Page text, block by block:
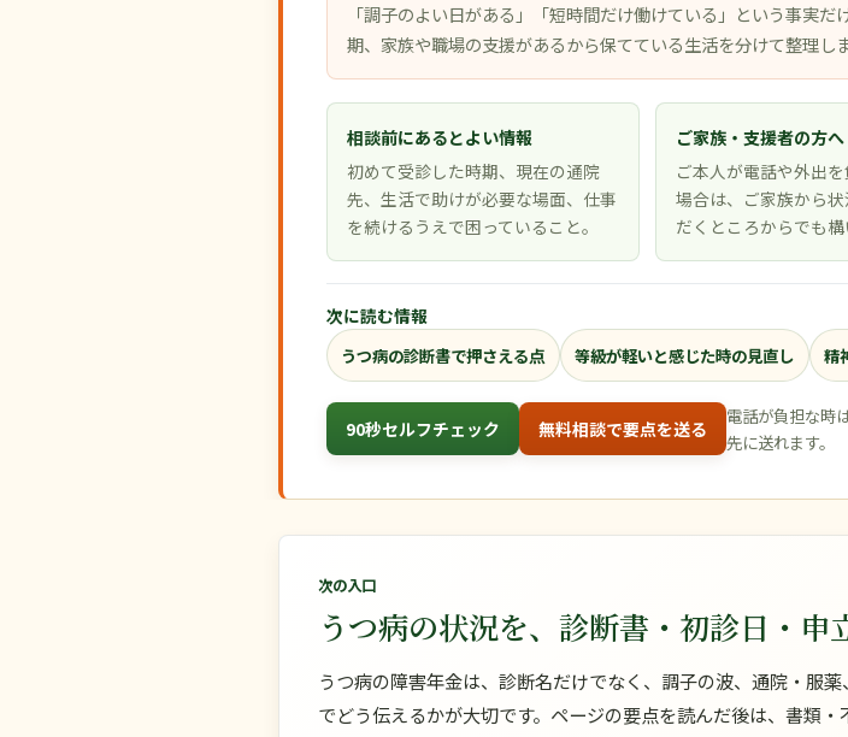
「調子のよい日がある」「短時間だけ働けている」という事実
期、家族や職場の支援があるから保てている生活を分けて整理しま
相談前にあるとよい情報
初めて受診した時期、現在の通院
先、生活で助けが必要な場面、仕事
を続けるうえで困っていること。
ご家族・支援者の方へ
ご本人が電話や外出
場合は、ご家族から
だくところからでも構
次に読む情報
うつ病の診断書で押さえる点
等級が軽いと感じた時の見直し 精
90秒セルフチェック 無料相談で要点を送る
電話が負担な時
先に送れます。
次の入口
うつ病の状況を、診断書・初診日・申
うつ病の障害年金は、診断名だけでなく、調子の波、通院・服
でどう伝えるかが大切です。ページの要点を読んだ後は、書類